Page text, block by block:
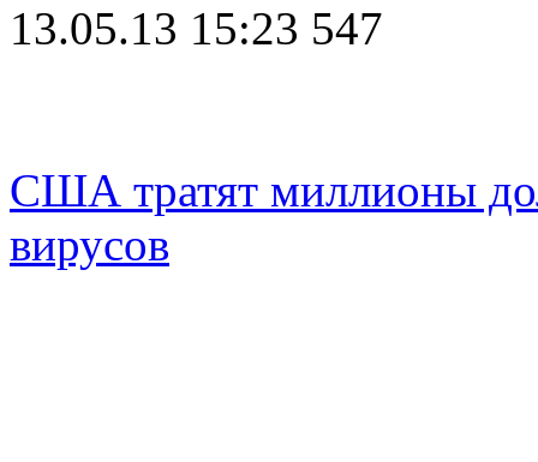
13.05.13 15:23 547
США тратят миллионы
вирусов